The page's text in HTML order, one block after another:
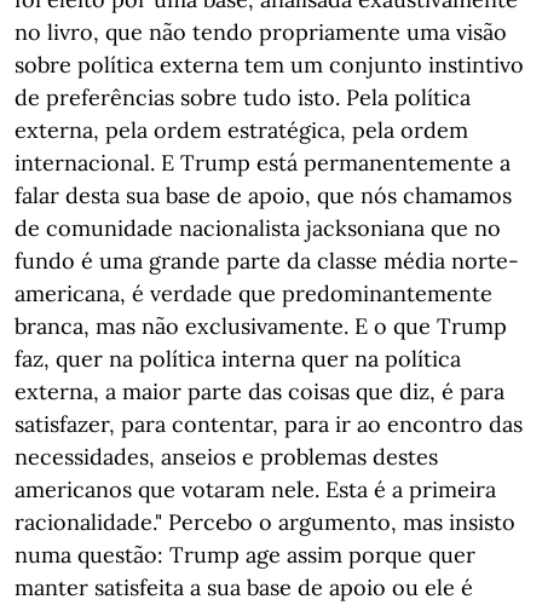
no livro, que não tendo propriamente uma visão
sobre política externa tem um conjunto instintivo
de preferências sobre tudo isto. Pela política
externa, pela ordem estratégica, pela ordem
internacional. E Trump está permanentemente a
falar desta sua base de apoio, que nós chamamos
de comunidade nacionalista jacksoniana que no
fundo é uma grande parte da classe média norte-
americana, é verdade que predominantemente
branca, mas não exclusivamente. E o que Trump
faz, quer na política interna quer na política
externa, a maior parte das coisas que diz, é para
satisfazer, para contentar, para ir ao encontro das
necessidades, anseios e problemas destes
americanos que votaram nele. Esta é a primeira
racionalidade." Percebo o argumento, mas insisto
numa questão: Trump age assim porque quer
manter satisfeita a sua base de apoio ou ele é